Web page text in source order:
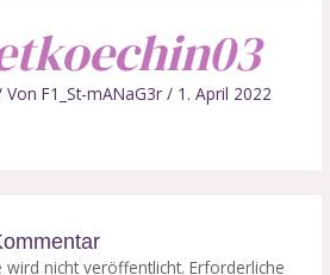
VonF1_St-mANaG3r/ 1. April 2022
wird nicht veröffentlicht. Erforderliche